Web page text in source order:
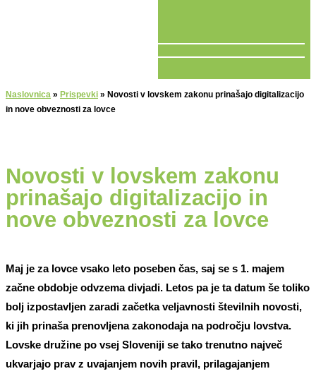
Naslovnica » Prispevki » Novosti v lovskem zakonu prinašajo digitalizacijo
in nove obveznosti za lovce
Novosti v lovskem zakonu
prinašajo digitalizacijo in
nove obveznosti za lovce
Maj je za lovce vsako leto poseben čas, saj se s 1. majem
začne obdobje odvzema divjadi. Letos pa je ta datum še toliko
bolj izpostavljen zaradi začetka veljavnosti številnih novosti,
ki jih prinaša prenovljena zakonodaja na področju lovstva.
Lovske družine po vsej Sloveniji se tako trenutno največ
ukvarjajo prav z uvajanjem novih pravil, prilagajanjem